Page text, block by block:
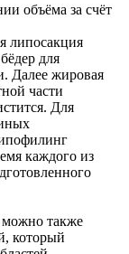
объёма за счёт
липосакция
для
Далее жировая
части
Для
каждого из
можно также
который